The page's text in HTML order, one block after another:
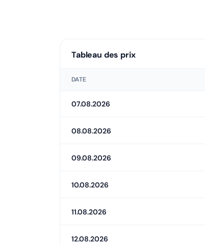
Tableau des prix
DATE
07.08.2026
08.08.2026
09.08.2026
10.08.2026
11.08.2026
12.08.2026